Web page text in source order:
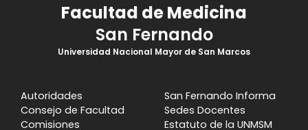
Facultad de Medicina
San Fernando
Universidad Nacional Mayor de San Marcos
Autoridades
Consejo de Facultad
Comisiones
San Fernando Informa
Sedes Docentes
Estatuto de la UNMSM